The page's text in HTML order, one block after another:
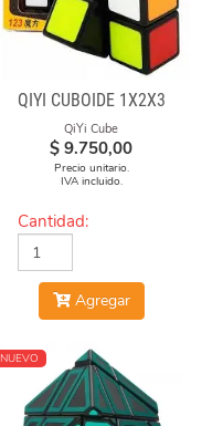
QIYI CUBOIDE 1X2X3
QiYi Cube
$ 9.750,00
Precio unitario.
IVA incluido.
Cantidad:
Agregar
NUEVO